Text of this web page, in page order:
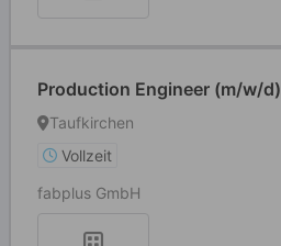
Production Engineer (m/w/d)
Taufkirchen
Vollzeit
fabplus GmbH